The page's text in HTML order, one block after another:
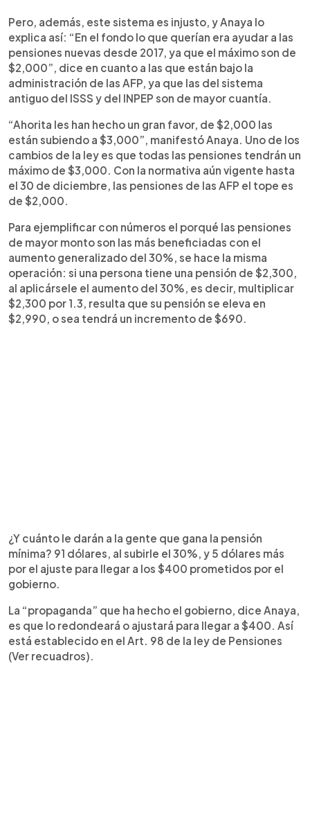
Pero, además, este sistema es injusto, y Anaya lo
explica así: “En el fondo lo que querían era ayudar a las
pensiones nuevas desde 2017, ya que el máximo son de
$2,000”, dice en cuanto a las que están bajo la
administración de las AFP, ya que las del sistema
antiguo del ISSS y del INPEP son de mayor cuantía.
“Ahorita les han hecho un gran favor, de $2,000 las
están subiendo a $3,000”, manifestó Anaya. Uno de los
cambios de la ley es que todas las pensiones tendrán un
máximo de $3,000. Con la normativa aún vigente hasta
el 30 de diciembre, las pensiones de las AFP el tope es
de $2,000.
Para ejemplificar con números el porqué las pensiones
de mayor monto son las más beneficiadas con el
aumento generalizado del 30%, se hace la misma
operación: si una persona tiene una pensión de $2,300,
al aplicársele el aumento del 30%, es decir, multiplicar
$2,300 por 1.3, resulta que su pensión se eleva en
$2,990, o sea tendrá un incremento de $690.
¿Y cuánto le darán a la gente que gana la pensión
mínima? 91 dólares, al subirle el 30%, y 5 dólares más
por el ajuste para llegar a los $400 prometidos por el
gobierno.
La “propaganda” que ha hecho el gobierno, dice Anaya,
es que lo redondeará o ajustará para llegar a $400. Así
está establecido en el Art. 98 de la ley de Pensiones
(Ver recuadros).